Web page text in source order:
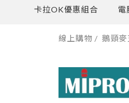
卡拉OK優惠組合 電
線上購物 / 鵝頸